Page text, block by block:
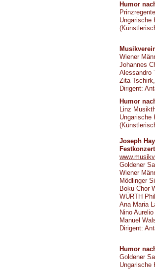
Humor
Ungarische
Wiener
Johannes
Alessandro
Zita
Dirigent:
Humor
Linz
Ungarische
Joseph
Goldener
Wiener
Mödlinger
Boku Chor
WÜRTH
Ana Maria
Nino
Manuel
Dirigent:
Humor
Goldener
Ungarische